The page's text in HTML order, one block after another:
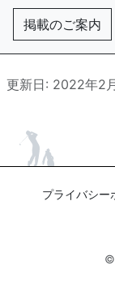
掲載のご案内
更新日: 2022年2
プライバシー
©